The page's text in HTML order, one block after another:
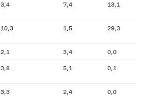
3,4 7,4 13,1
10,3 1,5 29,3
2,1 3,4 0,0
3,8 5,1 0,1
3,3 2,4 0,0